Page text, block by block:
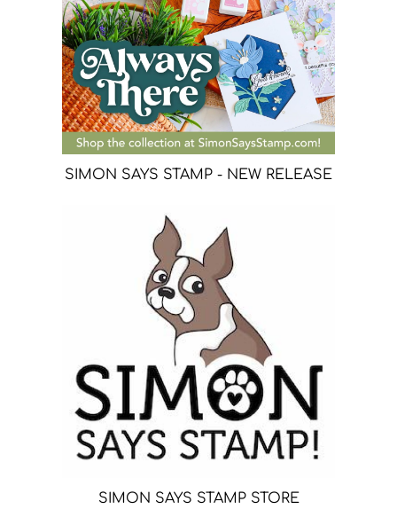
SIMON SAYS STAMP - NEW RELEASE
SIMON SAYS STAMP STORE